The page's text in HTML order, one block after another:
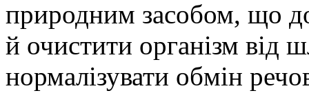
природним засобом, що
й очистити організм від
нормалізувати обмін